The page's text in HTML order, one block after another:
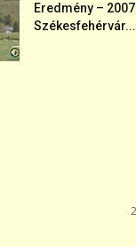
Eredmény –
Székesfehérvár...